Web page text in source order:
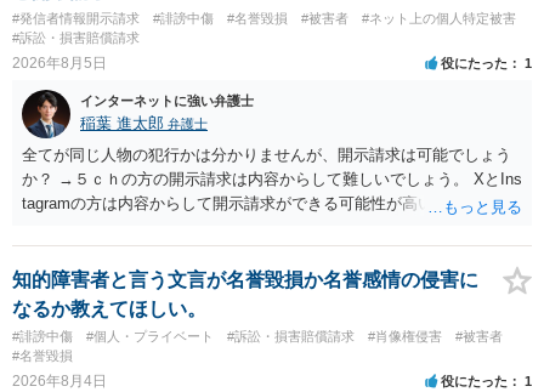
#発信者情報開示請求 #誹謗中傷 #名誉毀損 #被害者
#ネット上の個人特定被害
#訴訟・損害賠償請求
2026年8月5日 役にたった 1
インターネットに強い弁護士
稲葉 進太郎 弁護士
全てが同じ人物の犯行かは分かりませんが、開示請求は可能でしょう
か？ →５ｃｈの方の開示請求は内容からして難しいでしょう。 XとIns
tagramの方は内容からして開示請求ができる可能性が高いでしょう。
いでしょう。７月中にアカウントが削除されている場合、今から進め
ても失敗する可能性が高いように思われます。 相手を特定できた場
合、相手に全ての弁護士費用を負担させることは可能でしょうか？ →
訴訟外の交渉で相手方が認めれば負担させることができるでしょう。
訴訟で判決となった場合は、実際の弁護士費用が認められる場合と認
められない場合があり何ともいえないところでしょう。
知的障害者と言う文言が名誉毀損か名誉感情の侵害に
なるか教えてほしい。
#誹謗中傷 #個人・プライベート #訴訟・損害賠償請求 #肖像権侵害
#被害者
#名誉毀損
2026年8月4日 役にたった 1